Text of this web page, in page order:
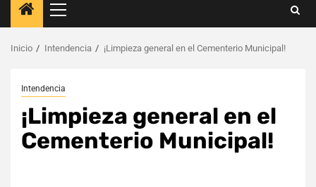
Menú
principal
Inicio Intendencia ¡Limpieza general en el Cementerio Municipal!
Intendencia
¡Limpieza general en el
Cementerio Municipal!